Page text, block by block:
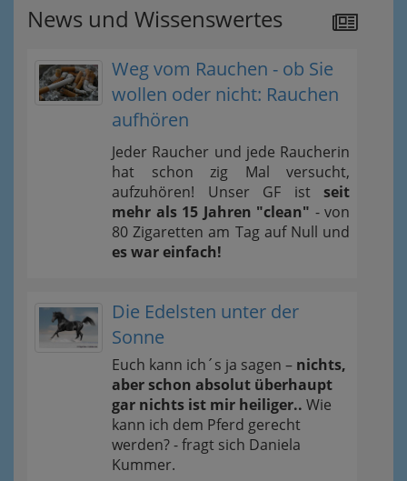
News und Wissenswertes
Weg vom Rauchen - ob Sie
wollen oder nicht: Rauchen
aufhören
Jeder Raucher und jede Raucherin
hat schon zig Mal versucht,
aufzuhören! Unser GF ist seit
mehr als 15 Jahren "clean" - von
80 Zigaretten am Tag auf Null und
es war einfach!
Die Edelsten unter der
Sonne
Euch kann ich´s ja sagen – nichts,
aber schon absolut überhaupt
gar nichts ist mir heiliger.. Wie
kann ich dem Pferd gerecht
werden? - fragt sich Daniela
Kummer.